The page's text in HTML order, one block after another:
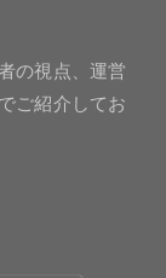
の視点、運営
ご紹介してお